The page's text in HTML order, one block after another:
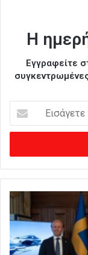
Η
Εγγραφείτε
σ
γ
ε
ε
η
ν
η